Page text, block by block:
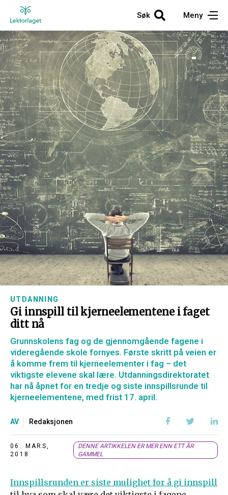
Søk Meny
UTDANNING
Gi innspill til kjerneelementene i faget
ditt nå
Grunnskolens fag og de gjennomgående fagene i
videregående skole fornyes. Første skritt på veien er
å komme frem til kjerneelementer i fag – det
viktigste elevene skal lære. Utdanningsdirektoratet
har nå åpnet for en tredje og siste innspillsrunde til
kjerneelementene, med frist 17. april.
AV Redaksjonen
06. MARS,
2018
DENNE ARTIKKELEN ER MER ENN ETT ÅR
GAMMEL
Innspillsrunden er siste mulighet for å gi innspill